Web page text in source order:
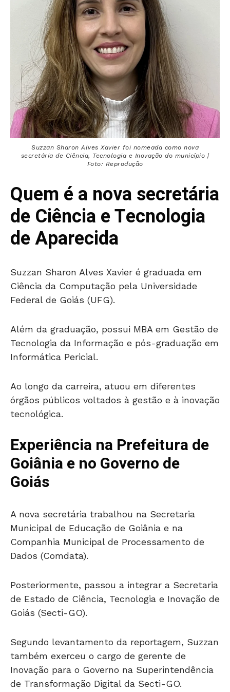
Suzzan Sharon Alves Xavier foi nomeada como nova
secretária de Ciência, Tecnologia e Inovação do município |
Foto: Reprodução
Quem é a nova secretária
de Ciência e Tecnologia
de Aparecida
Suzzan Sharon Alves Xavier é graduada em
Ciência da Computação pela Universidade
Federal de Goiás (UFG).
Além da graduação, possui MBA em Gestão de
Tecnologia da Informação e pós-graduação em
Informática Pericial.
Ao longo da carreira, atuou em diferentes
órgãos públicos voltados à gestão e à inovação
tecnológica.
Experiência na Prefeitura de
Goiânia e no Governo de
Goiás
A nova secretária trabalhou na Secretaria
Municipal de Educação de Goiânia e na
Companhia Municipal de Processamento de
Dados (Comdata).
Posteriormente, passou a integrar a Secretaria
de Estado de Ciência, Tecnologia e Inovação de
Goiás (Secti-GO).
Segundo levantamento da reportagem, Suzzan
também exerceu o cargo de gerente de
Inovação para o Governo na Superintendência
de Transformação Digital da Secti-GO.